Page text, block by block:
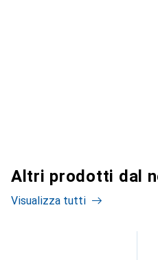
Visualizza tutti